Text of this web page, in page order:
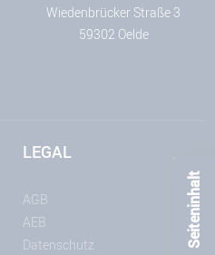
Seiteninhalt
Wiedenbrücker Straße 3
59302 Oelde
LEGAL
AGB
AEB
Datenschutz